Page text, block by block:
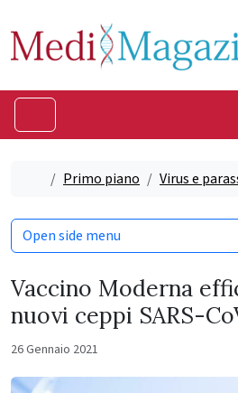
HomePrimo piano Virus e
Vaccino Moderna
nuovi ceppi SARS-
26 Gennaio 2021
Open side menu